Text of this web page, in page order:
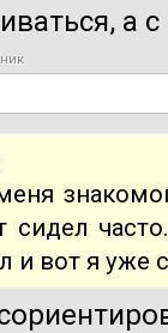
а с
сидел
и вот я уже